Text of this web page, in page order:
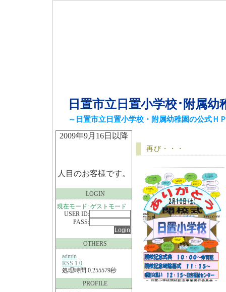
日置市立日置小学校･附属幼
～日置市立日置小学校・附属幼稚園の公式Ｈ
2009年9月16日以降
人目のお客様です。
LOGIN
現在モード: ゲストモード
USER ID:
PASS:
OTHERS
admin
RSS 1.0
処理時間 0.255579秒
PROFILE
再び・・・